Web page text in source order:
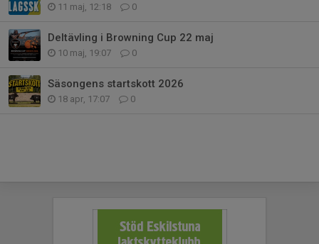
11 maj, 12:18 0
Deltävling i Browning Cup 22 maj
10 maj, 19:07 0
Säsongens startskott 2026
18 apr, 17:07 0